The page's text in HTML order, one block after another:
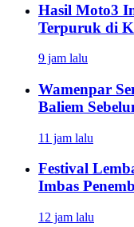
Hasil Moto3
Terpuruk di
9 jam lalu
Wamenpar
Baliem
11 jam lalu
Festival
Imbas
12 jam lalu